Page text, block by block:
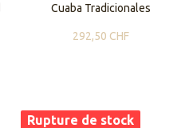
Cuaba Tradicionales
292,50 CHF
Rupture de stock